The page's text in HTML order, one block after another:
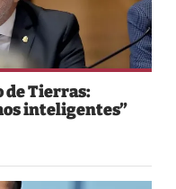
de Tierras:
inteligentes”